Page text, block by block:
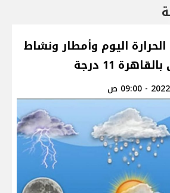
اليوم وأمطار ونشاط
11 درجة